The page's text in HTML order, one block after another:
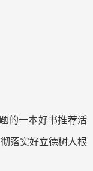
的一本好书推荐活
落实好立德树人根